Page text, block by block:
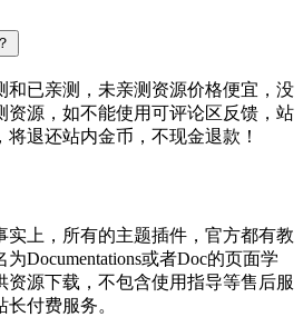
和已亲测，未亲测资源价格便宜，没
资源，如不能使用可评论区反馈，站
退还站内金币，不现金退款！
实上，所有的主题插件，官方都有教
Documentations或者Doc的页面学
资源下载，不包含使用指导等售后服
付费服务。